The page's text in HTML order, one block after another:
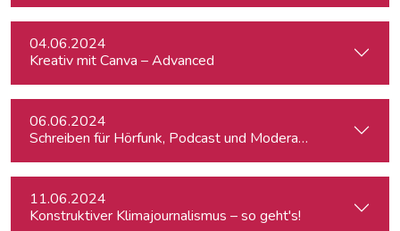
04.06.2024
Kreativ mit Canva – Advanced
06.06.2024
Schreiben für Hörfunk, Podcast und Moderation
11.06.2024
Konstruktiver Klimajournalismus – so geht's!